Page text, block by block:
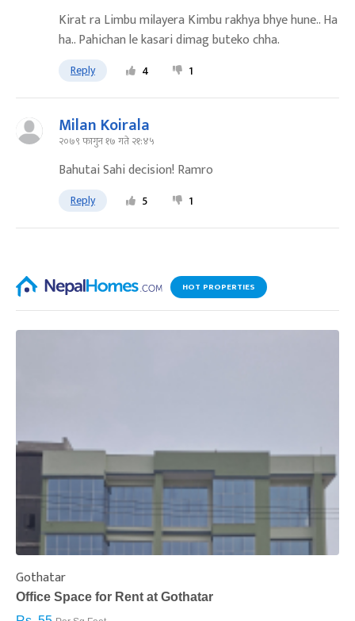
Kirat ra Limbu milayera Kimbu rakhya bhye hune.. Ha
ha.. Pahichan le kasari dimag buteko chha.
Reply 4 1
Milan Koirala
२०७९ फागुन १७ गते २१:४५
Bahutai Sahi decision! Ramro
Reply 5 1
HOT PROPERTIES
Gothatar
Office Space for Rent at Gothatar